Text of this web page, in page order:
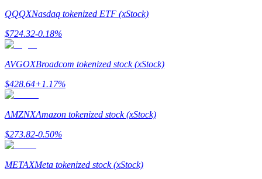
Staking fleksibel untuk mendapatkan token populer
QQQXNasdaq tokenized ETF (xStock)
$724.32-0.18%
AVGOXBroadcom tokenized stock (xStock)
$428.64+1.17%
AMZNXAmazon tokenized stock (xStock)
$273.82-0.50%
METAXMeta tokenized stock (xStock)